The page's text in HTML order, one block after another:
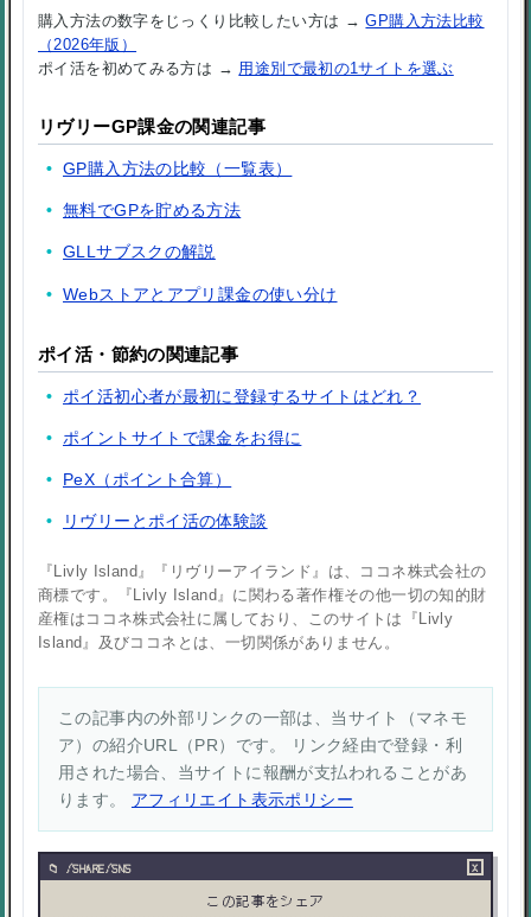
購入方法の数字をじっくり比較したい方は →GP購入方法比較
（2026年版）
ポイ活を初めてみる方は → 用途別で最初の1サイトを選ぶ
リヴリーGP課金の関連記事
GP購入方法の比較（一覧表）
無料でGPを貯める方法
GLLサブスクの解説
Webストアとアプリ課金の使い分け
ポイ活・節約の関連記事
ポイ活初心者が最初に登録するサイトはどれ？
ポイントサイトで課金をお得に
PeX（ポイント合算）
リヴリーとポイ活の体験談
『Livly Island』『リヴリーアイランド』は、ココネ株式会社の
商標です。『Livly Island』に関わる著作権その他一切の知的財
産権はココネ株式会社に属しており、このサイトは『Livly
Island』及びココネとは、一切関係がありません。
この記事内の外部リンクの一部は、当サイト（マネモ
ア）の紹介URL（PR）です。 リンク経由で登録・利
用された場合、当サイトに報酬が支払われることがあ
ります。 アフィリエイト表示ポリシー
/SHARE/SNS ×
この記事をシェア